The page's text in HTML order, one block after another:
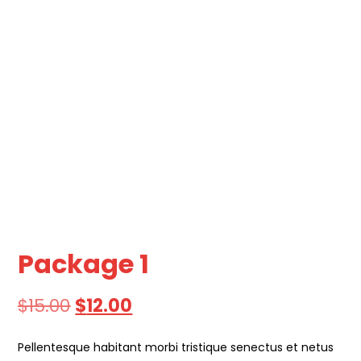
Package 1
$15.00 $12.00
Pellentesque habitant morbi tristique senectus et netus